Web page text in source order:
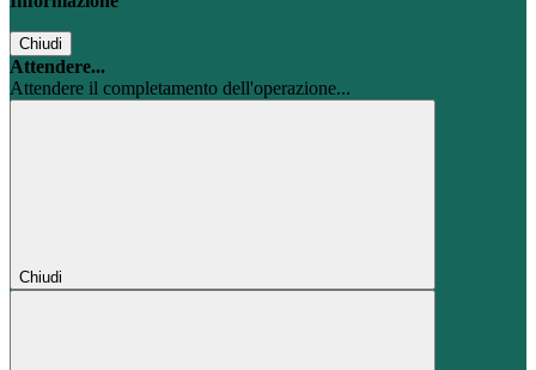
Chiudi
Attendere...
Attendere il completamento dell'operazione...
Chiudi